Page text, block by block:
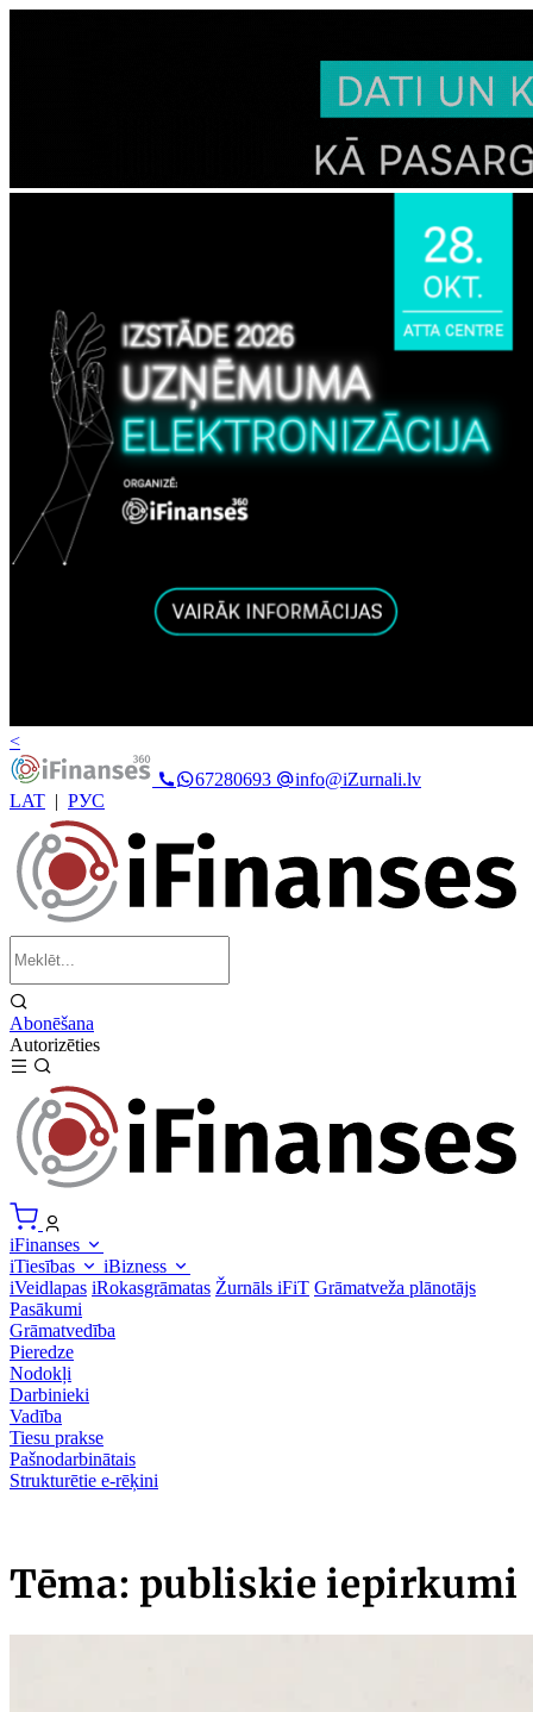
<
67280693
info@iZurnali.lv
LAT | РУС
Abonēšana
Autorizēties
iFinanses
iTiesības
iBizness
iVeidlapas iRokasgrāmatas Žurnāls iFiT Grāmatveža plānotājs
Pasākumi
Grāmatvedība
Pieredze
Nodokļi
Darbinieki
Vadība
Tiesu prakse
Pašnodarbinātais
Strukturētie e-rēķini
Tēma: publiskie iepirkumi